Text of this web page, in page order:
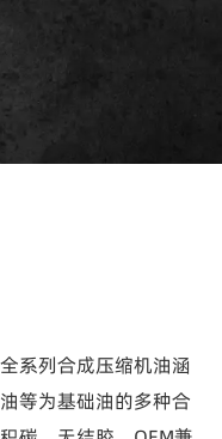
系列合成压缩机油涵
等为基础油的多种合